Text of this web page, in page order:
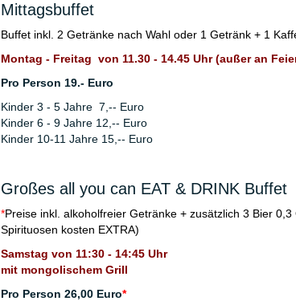
Mittagsbuffet
Buffet inkl. 2 Getränke nach Wahl oder 1 Getränk + 1
Montag - Freitag von 11.30 - 14.45 Uhr (außer an
Pro Person 19.- Euro
Kinder 3 - 5 Jahre 7,-- Euro
Kinder 6 - 9 Jahre 12,-- Euro
Kinder 10-11 Jahre 15,-- Euro
Großes all you can EAT & DRINK Buffet
*Preise inkl. alkoholfreier Getränke + zusätzlich 3 Bier
Spirituosen kosten EXTRA)
Samstag von 11:30 - 14:45 Uhr
mit mongolischem Grill
Pro Person 26,00 Euro*